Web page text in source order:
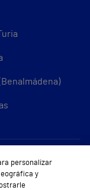
personalizar
y